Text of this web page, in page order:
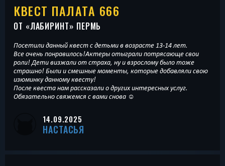
КВЕСТ ПАЛАТА 666
ОТ «ЛАБИРИНТ» ПЕРМЬ
Посетили данный квест с детьми в возрасте 13-14 лет.
Все очень понравилось!Актеры отыграли потрясающе свои
роли! Дети визжали от страха, ну и взрослому было тоже
страшно! Были и смешные моменты, которые добавляли свою
изюминку данному квесту!
После квеста нам рассказали о других интересных услуг.
Обязательно свяжемся с вами снова ☺️
14.09.2025
НАСТАСЬЯ